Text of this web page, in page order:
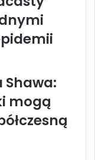
Shawa:
mogą